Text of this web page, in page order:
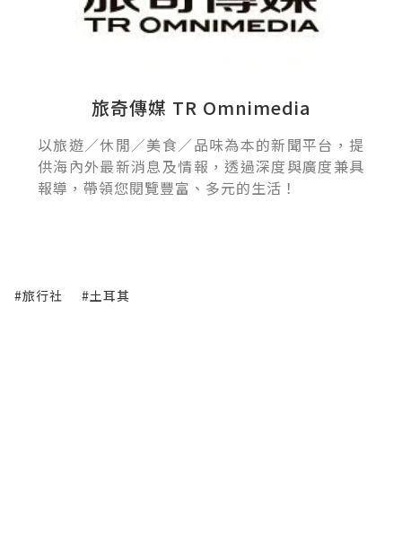
旅奇傳媒 TR Omnimedia
以旅遊／休閒／美食／品味為本的新聞平台，提
供海內外最新消息及情報，透過深度與廣度兼具
報導，帶領您閱覽豐富、多元的生活！
#旅行社 #土耳其